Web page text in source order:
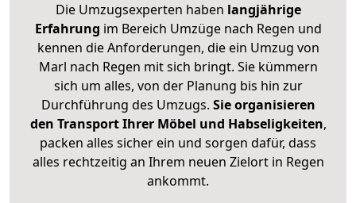
Die Umzugsexperten haben langjährige
Erfahrung im Bereich Umzüge nach Regen und
kennen die Anforderungen, die ein Umzug von
Marl nach Regen mit sich bringt. Sie kümmern
sich um alles, von der Planung bis hin zur
Durchführung des Umzugs. Sie organisieren
den Transport Ihrer Möbel und Habseligkeiten,
packen alles sicher ein und sorgen dafür, dass
alles rechtzeitig an Ihrem neuen Zielort in Regen
ankommt.